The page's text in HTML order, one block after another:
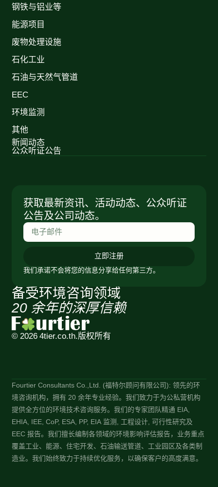
钢铁与铝业等
能源项目
废物处理设施
石化工业
石油与天然气管道
EEC
环境监测
其他
新闻动态
公众听证公告
备受环境咨询领域
20 余年的深厚信赖
© 2026 4tier.co.th.版权所有
获取最新资讯、活动动态、公众听证
公告及公司动态。
立即注册
我们承诺不会将您的信息分享给任何第三方。
Fourtier Consultants Co.,Ltd. (福特尔顾问有限公司): 领先的环
境咨询机构，拥有 20 余年专业经验。我们致力于为公私营机构
提供全方位的环境技术咨询服务。我们的专家团队精通 EIA,
EHIA, IEE, CoP, ESA, PP, EIA 监测, 工程设计, 可行性研究及
EEC 报告。我们擅长编制各领域的环境影响评估报告，业务重点
覆盖工业、能源、住宅开发、石油输送管道、工业园区及各类制
造业。我们始终致力于持续优化服务，以确保客户的高度满意。